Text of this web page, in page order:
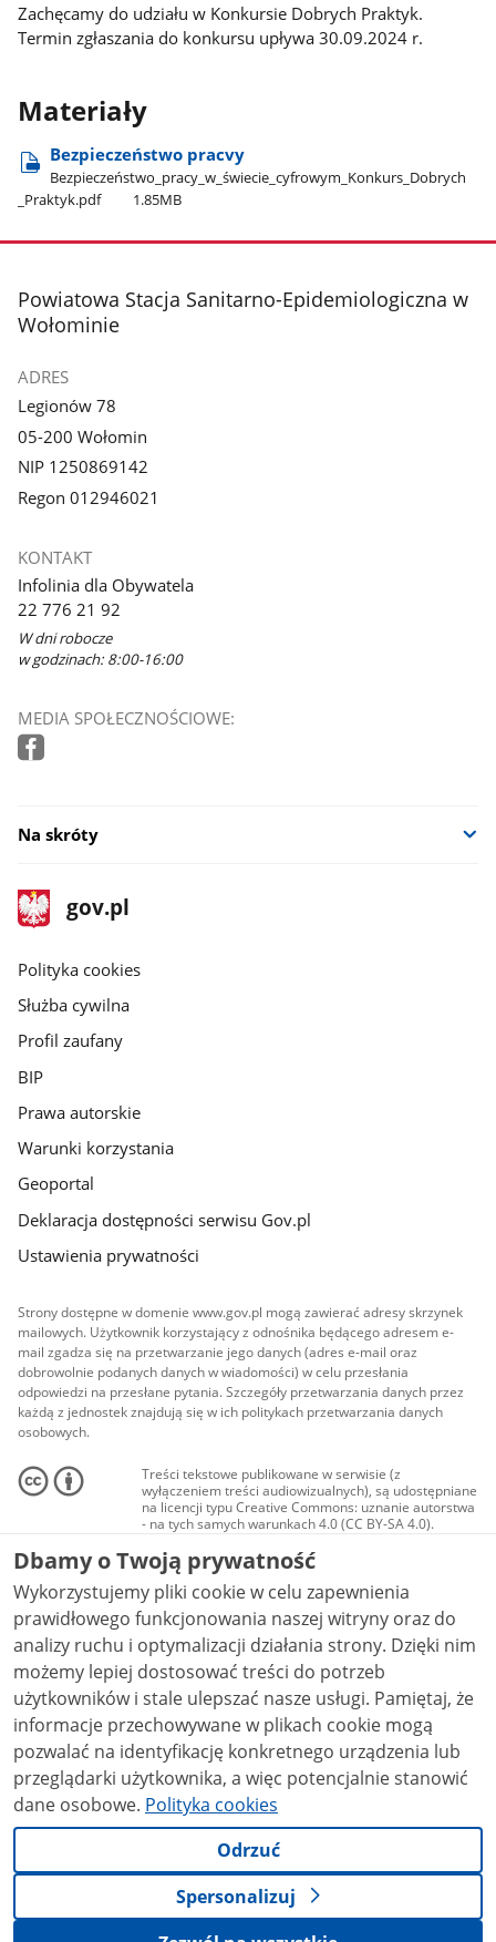
Zachęcamy do udziału w Konkursie Dobrych Praktyk.
Termin zgłaszania do konkursu upływa 30.09.2024 r.
Materiały
Bezpieczeństwo pracvy
Bezpieczeństwo​_pracy​_w​_świecie​_cyfrowym​_Konkurs​_Dobrych​
_Praktyk.pdf
1.85MB
stopka
Powiatowa Stacja Sanitarno-Epidemiologiczna w
Wołominie
ADRES
Legionów 78
05-200 Wołomin
NIP 1250869142
Regon 012946021
KONTAKT
Infolinia dla Obywatela
22 776 21 92
W dni robocze
w godzinach: 8:00-16:00
MEDIA SPOŁECZNOŚCIOWE:
Na skróty
stopka
gov.pl
Strona
gov.pl
gov.pl
Polityka cookies
Służba cywilna
Profil zaufany
BIP
Prawa autorskie
Warunki korzystania
Geoportal
Deklaracja dostępności serwisu Gov.pl
Ustawienia prywatności
Strony dostępne w domenie www.gov.pl mogą zawierać adresy skrzynek
mailowych. Użytkownik korzystający z odnośnika będącego adresem e-
mail zgadza się na przetwarzanie jego danych (adres e-mail oraz
dobrowolnie podanych danych w wiadomości) w celu przesłania
odpowiedzi na przesłane pytania. Szczegóły przetwarzania danych przez
każdą z jednostek znajdują się w ich politykach przetwarzania danych
osobowych.
Treści tekstowe publikowane w serwisie (z
wyłączeniem treści audiowizualnych), są udostępniane
na licencji typu Creative Commons: uznanie autorstwa
- na tych samych warunkach 4.0 (CC BY-SA 4.0).
Materiały audiowizualne, w tym zdjęcia, materiały
audio i wideo, są udostępniane na licencji typu
Creative Commons: uznanie autorstwa użycie
niekomercyjne - bez utworów zależnych 4.0 (CC BY-
NC-ND 4.0), o ile nie jest to stwierdzone inaczej.
Dbamy o Twoją prywatność
Wykorzystujemy pliki cookie w celu zapewnienia
prawidłowego funkcjonowania naszej witryny oraz do
analizy ruchu i optymalizacji działania strony. Dzięki nim
możemy lepiej dostosować treści do potrzeb
użytkowników i stale ulepszać nasze usługi. Pamiętaj, że
informacje przechowywane w plikach cookie mogą
pozwalać na identyfikację konkretnego urządzenia lub
przeglądarki użytkownika, a więc potencjalnie stanowić
dane osobowe. Polityka cookies
Odrzuć
Spersonalizuj